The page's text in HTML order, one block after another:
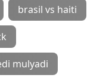
brasil vs haiti
mulyadi